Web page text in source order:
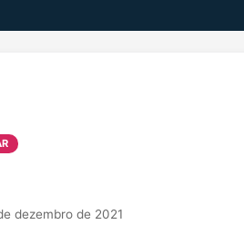
dezembro de 2021